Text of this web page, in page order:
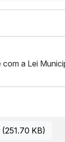
a Lei
(251.70 KB)